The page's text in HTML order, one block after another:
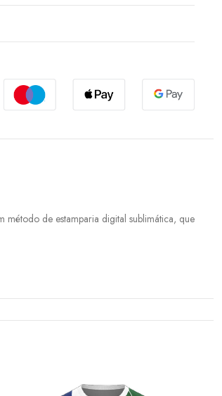
de estamparia digital sublimática, que